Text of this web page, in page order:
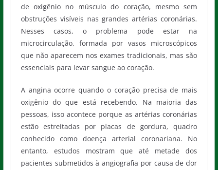
de oxigênio no músculo do coração, mesmo sem
obstruções visíveis nas grandes artérias coronárias.
Nesses casos, o problema pode estar na
microcirculação, formada por vasos microscópicos
que não aparecem nos exames tradicionais, mas são
essenciais para levar sangue ao coração.
A angina ocorre quando o coração precisa de mais
oxigênio do que está recebendo. Na maioria das
pessoas, isso acontece porque as artérias coronárias
estão estreitadas por placas de gordura, quadro
conhecido como doença arterial coronariana. No
entanto, estudos mostram que até metade dos
pacientes submetidos à angiografia por causa de dor